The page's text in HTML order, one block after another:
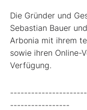
Die Gründer und
Sebastian Bauer
Arbonia mit ihrem
sowie ihren Online-
Verfügung.
-----------------